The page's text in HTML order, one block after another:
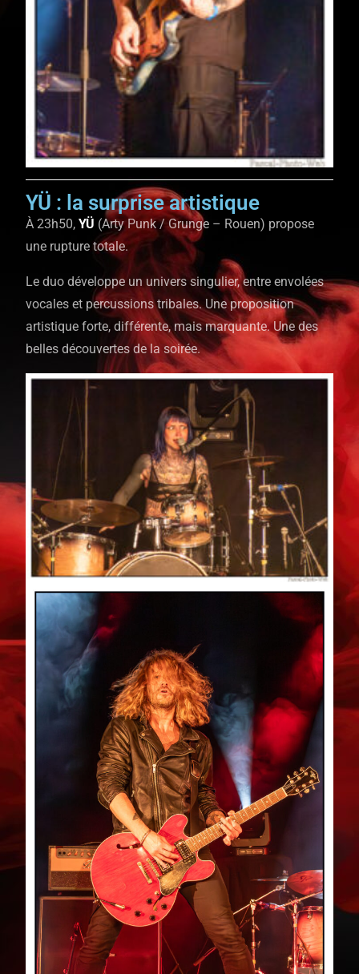
YÜ : la surprise artistique
À 23h50,YÜ (Arty Punk / Grunge – Rouen) propose
une rupture totale.
Le duo développe un univers singulier, entre envolées
vocales et percussions tribales. Une proposition
artistique forte, différente, mais marquante. Une des
belles découvertes de la soirée.